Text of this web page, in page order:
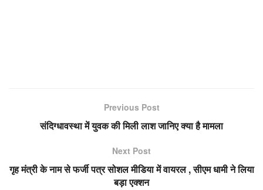
Previous Post
संदिग्धावस्था में युवक की मिली लाश जानिए क्या है मामला
Next Post
गृह मंत्री के नाम से फर्जी पत्र सोशल मीडिया में वायरल , सीएम धामी ने लिया
बड़ा एक्शन